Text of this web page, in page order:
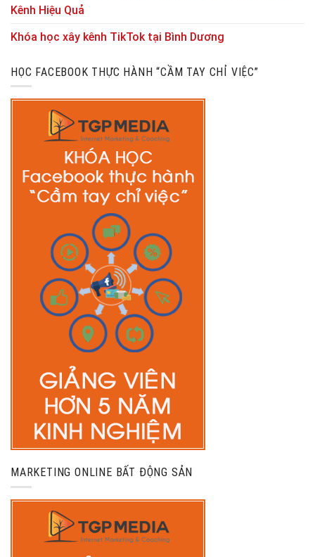
Kênh Hiệu Quả
Khóa học xây kênh TikTok tại Bình Dương
HỌC FACEBOOK THỰC HÀNH “CẦM TAY CHỈ VIỆC”
MARKETING ONLINE BẤT ĐỘNG SẢN